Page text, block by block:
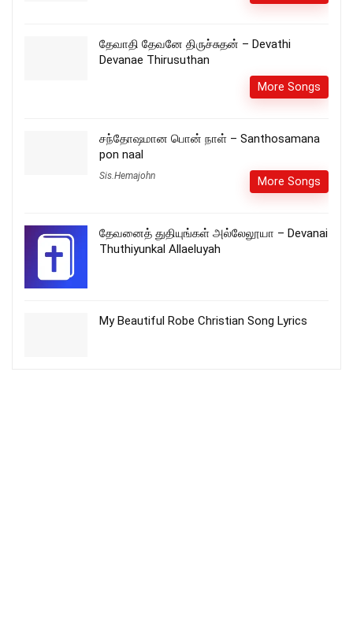
தேவாதி தேவனே திருச்சுதன் – Devathi
Devanae Thirusuthan
More Songs
சந்தோஷமான பொன் நாள் – Santhosamana
pon naal
Sis.Hemajohn More Songs
தேவனைத் துதியுங்கள் அல்லேலூயா – Devanai
Thuthiyunkal Allaeluyah
My Beautiful Robe Christian Song Lyrics